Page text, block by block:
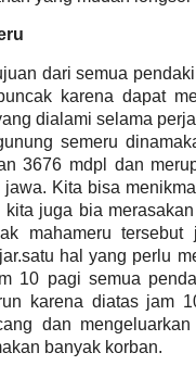
dari semua
karena dapat
dialami selama
semeru
3676 mdpl dan
Kita bisa
juga bia
mahameru tersebut
hal yang perlu
10 pagi semua
karena diatas jam
dan
banyak korban.